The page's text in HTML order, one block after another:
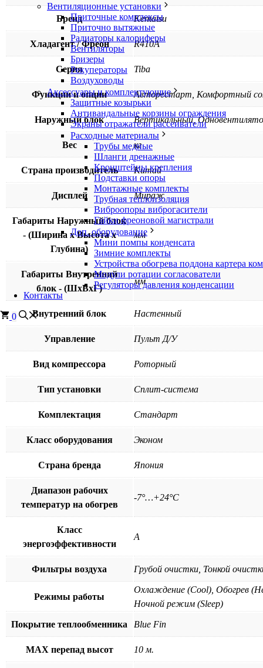
Вентиляционные установки
Приточные комплексы
Приточно вытяжные
Радиаторы калориферы
Вентиляторы
Бризеры
Рекуператоры
Воздуховоды
Аксессуары и комплектующие
Защитные козырьки
Антивандальные корзины ограждения
Экраны отражатели рассеиватели
Расходные материалы
Трубы медные
Шланги дренажные
Кронштейны крепления
Подставки опоры
Монтажные комплекты
Трубная теплоизоляция
Виброопоры виброгасители
Гайки фреоновой магистрали
Доп. оборудование
Мини помпы конденсата
Зимние комплекты
Устройства обогрева поддона картера
Модули ротации согласователи
Регуляторы давления конденсации
Контакты
0
Бренд Kentatsu
Хладагент / Фреон R410A
Серия Tiba
Функции и опции Авторестарт, Комфортный
Наружный блок Вертикальный,
Вес кг
Страна производитель Китай
Дисплей Мираж
Габариты Наружный блок
- (Ширина х Высота х
Глубина)
мм
Габариты Внутренний
блок - (ШхВхГ)
мм
Внутренний блок Настенный
Управление Пульт Д/У
Вид компрессора Роторный
Тип установки Сплит-система
Комплектация Стандарт
Класс оборудования Эконом
Страна бренда Япония
Диапазон рабочих
температур на обогрев
-7°…+24°C
Класс
энергоэффективности
A
Фильтры воздуха Грубой очистки, Тонкой
Режимы работы
Охлаждение (Cool), Обогрев
Ночной режим (Sleep)
Покрытие теплообменника Blue Fin
MAX перепад высот 10 м.